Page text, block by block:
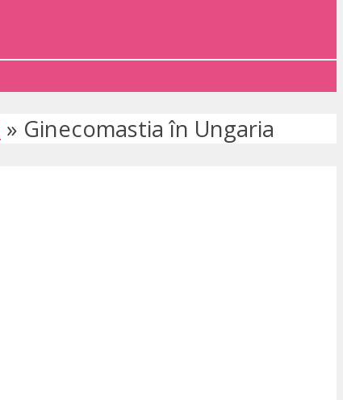
» Ginecomastia în Ungaria